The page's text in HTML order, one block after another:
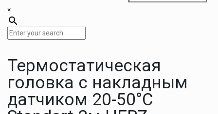
×
Термостатическая
головка с накладным
датчиком 20-50°С